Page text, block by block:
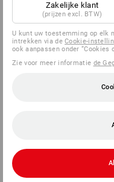
Zakelijke klant
(prijzen excl. BTW)
U kunt uw toestemming op elk
intrekken via deCookie-
ook aanpassen onder “Cookies
Zie voor meer informatie de